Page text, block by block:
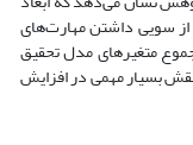
از سویی داشتن مهارت‌های
متغیرهای مدل تحقیق
نقش بسیار مهمی در افزایش